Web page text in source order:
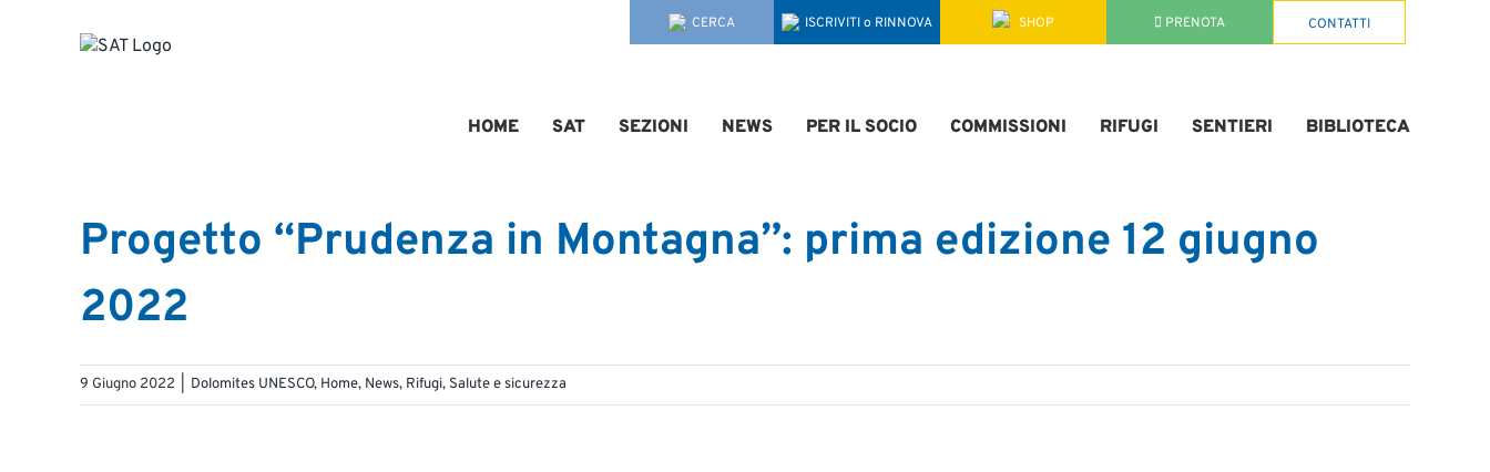
HOME SAT SEZIONI NEWS PER IL SOCIO COMMISSIONI RIFUGI SENTIERI BIBLIOTECA
Progetto “Prudenza in Montagna”: prima edizione 12 giugno
2022
9 Giugno 2022 Dolomites UNESCO, Home, News, Rifugi, Salute e sicurezza
CERCA ISCRIVITI o RINNOVA SHOP PRENOTA CONTATTI